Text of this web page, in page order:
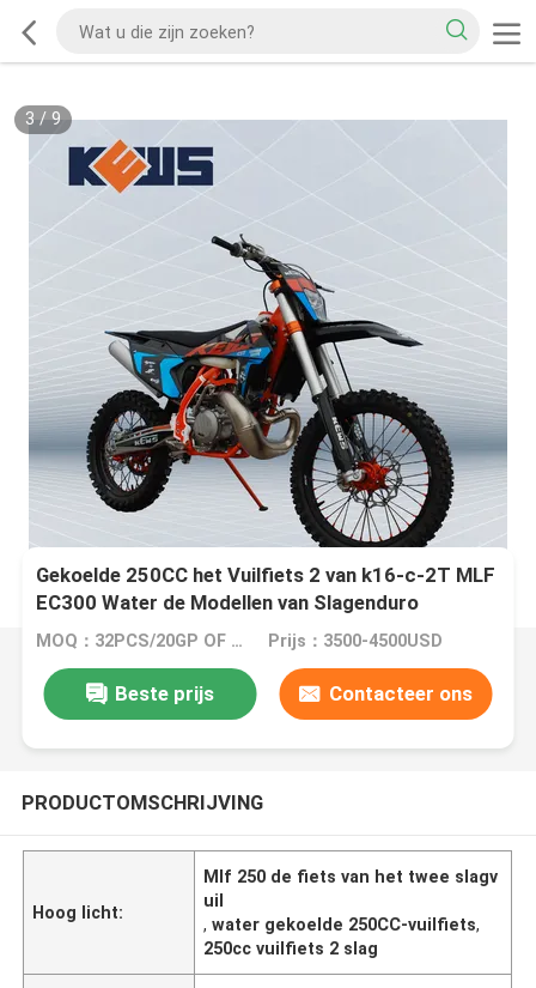
3/9
Gekoelde 250CC het Vuilfiets 2 van k16-c-2T MLF
EC300 Water de Modellen van Slagenduro
MOQ：32PCS/20GP OF 105PCS/40HC Prijs：3500-4500USD
Beste prijs Contacteer ons
PRODUCTOMSCHRIJVING
Hoog licht:
Mlf 250 de fiets van het twee slagv
uil
,water gekoelde 250CC-vuilfiets,
250cc vuilfiets 2 slag